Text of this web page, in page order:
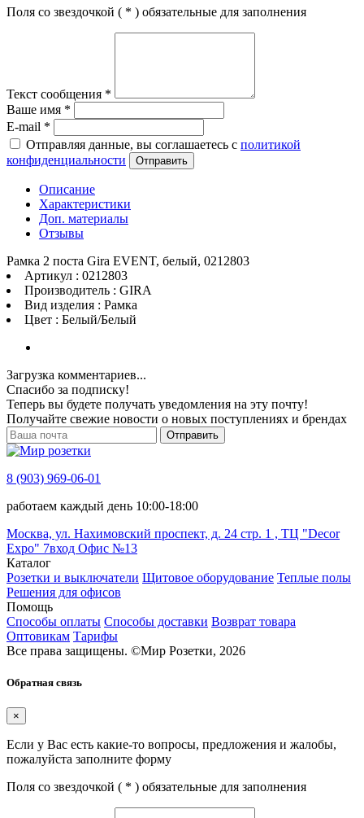
Поля со звездочкой ( * ) обязательные для заполнения
Текст сообщения *
Ваше имя *
E-mail *
Отправляя данные, вы соглашаетесь с политикой
конфиденциальности
Отправить
Описание
Характеристики
Доп. материалы
Отзывы
Рамка 2 поста Gira EVENT, белый, 0212803
Артикул : 0212803
Производитель : GIRA
Вид изделия : Рамка
Цвет : Белый/Белый
Загрузка комментариев...
Спасибо за подписку!
Теперь вы будете получать уведомления на эту почту!
Получайте свежие новости о новых поступлениях и брендах
Отправить
8 (903) 969-06-01
работаем каждый день 10:00-18:00
Москва, ул. Нахимовский проспект, д. 24 стр. 1 , ТЦ "Decor
Expo" 7вход Офис №13
Каталог
Розетки и выключатели Щитовое оборудование Теплые полы
Решения для офисов
Помощь
Способы оплаты Способы доставки Возврат товара
Оптовикам Тарифы
Все права защищены. ©Мир Розетки, 2026
Обратная связь
×
Если у Вас есть какие-то вопросы, предложения и жалобы,
пожалуйста заполните форму
Поля со звездочкой ( * ) обязательные для заполнения